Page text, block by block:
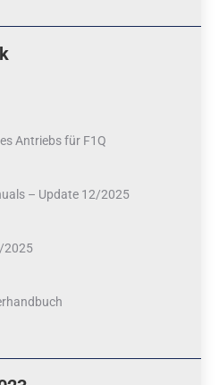
Antriebs für F1Q
– Update 12/2025
2025